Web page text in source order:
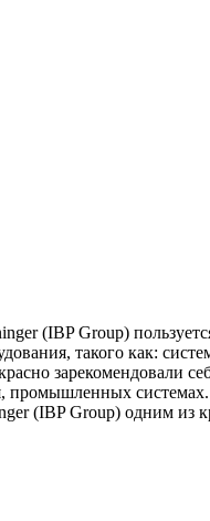
(IBP Group)
такого как:
зарекомендовали
промышленных
(IBP Group) одним